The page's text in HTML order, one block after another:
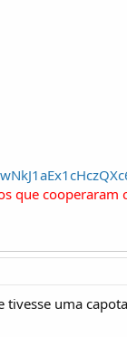
que cooperaram
uma